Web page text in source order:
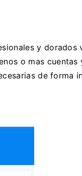
y dorados
o mas
de forma